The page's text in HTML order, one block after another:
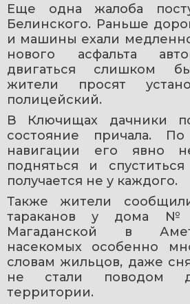
Еще одна жалоба
Белинского. Раньше
и машины ехали
нового асфальта
двигаться слишком
жители просят
полицейский.
В Ключищах дачники
состояние причала.
навигации его явно
подняться и
получается не у каждого.
Также жители
тараканов у дома
Магаданской в
насекомых особенно
словам жильцов, даже
не стали поводом
территории.